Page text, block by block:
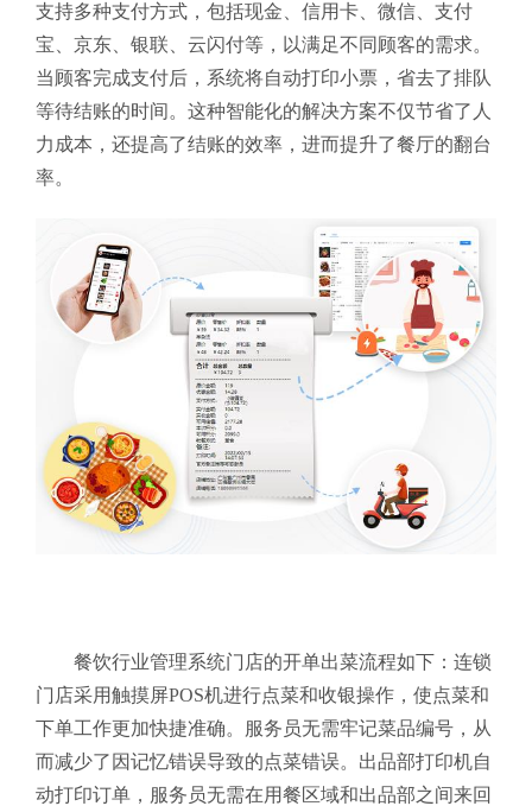
支持多种支付方式，包括现金、信用卡、微信、支付
宝、京东、银联、云闪付等，以满足不同顾客的需求。
当顾客完成支付后，系统将自动打印小票，省去了排队
等待结账的时间。这种智能化的解决方案不仅节省了人
力成本，还提高了结账的效率，进而提升了餐厅的翻台
率。
餐饮行业管理系统门店的开单出菜流程如下：连锁
门店采用触摸屏POS机进行点菜和收银操作，使点菜和
下单工作更加快捷准确。服务员无需牢记菜品编号，从
而减少了因记忆错误导致的点菜错误。出品部打印机自
动打印订单，服务员无需在用餐区域和出品部之间来回